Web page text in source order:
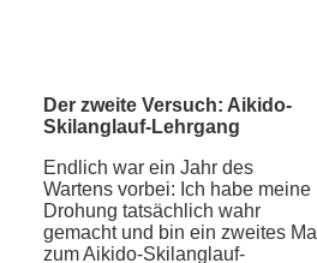
Der zweite Versuch: Aikido-
Skilanglauf-Lehrgang
Endlich war ein Jahr des
Wartens vorbei: Ich habe meine
Drohung tatsächlich wahr
gemacht und bin ein zweites Mal
zum Ai­kido-Skilanglauf-